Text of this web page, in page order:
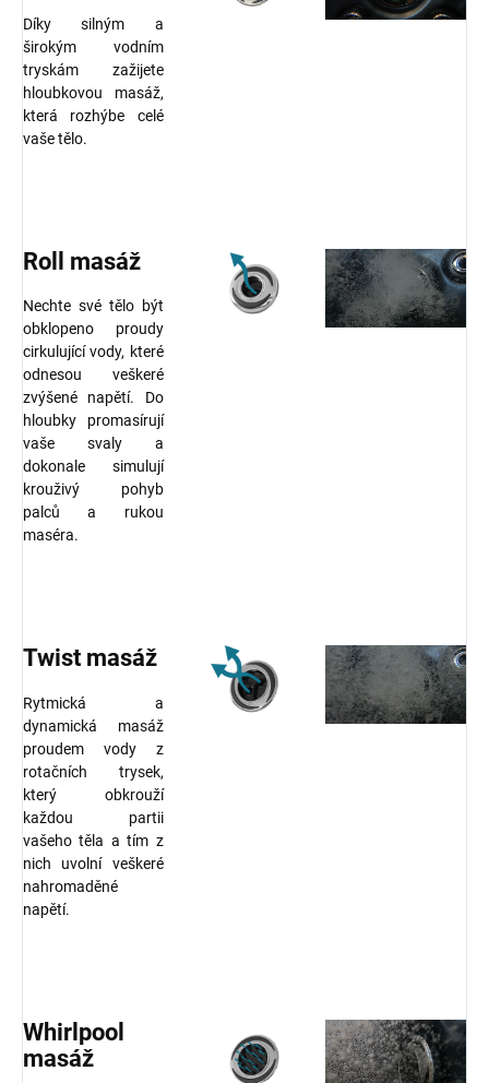
Díky silným a
širokým vodním
tryskám zažijete
hloubkovou masáž,
která rozhýbe celé
vaše tělo.
Roll masáž
Nechte své tělo být
obklopeno proudy
cirkulující vody, které
odnesou veškeré
zvýšené napětí. Do
hloubky promasírují
vaše svaly a
dokonale simulují
krouživý pohyb
palců a rukou
maséra.
Twist masáž
Rytmická a
dynamická masáž
proudem vody z
rotačních trysek,
který obkrouží
každou partii
vašeho těla a tím z
nich uvolní veškeré
nahromaděné
napětí.
Whirlpool
masáž